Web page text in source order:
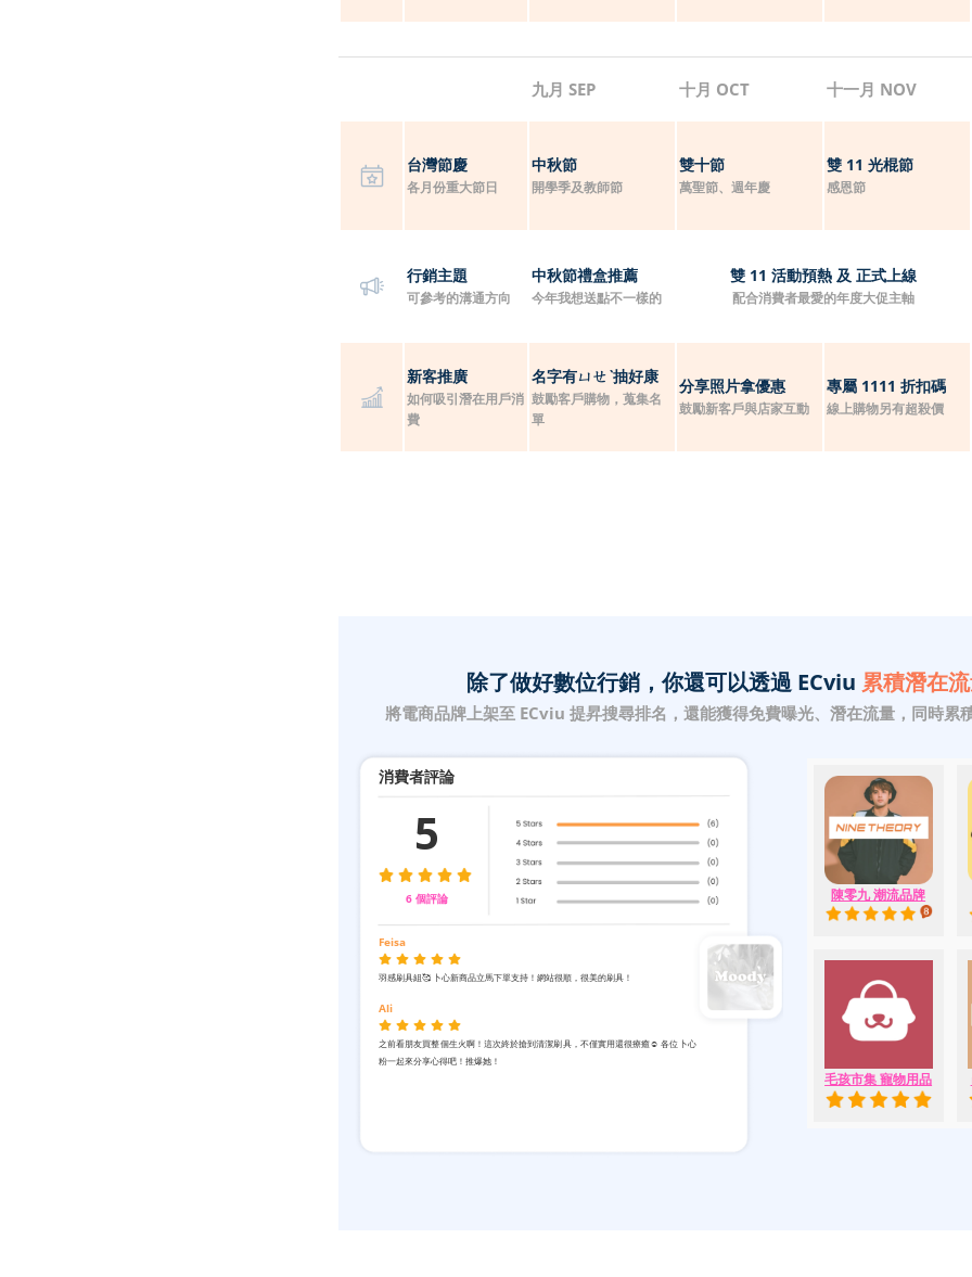
九月 SEP 十月 OCT 十一月 NOV
台灣節慶
各月份重大節日
中秋節
開學季及教師節
雙十節
萬聖節、週年慶
雙 11 光棍節
感恩節
行銷主題
可參考的溝通方向
中秋節禮盒推薦
今年我想送點不一樣的
雙 11 活動預熱 及 正式上線
配合消費者最愛的年度大促主軸
新客推廣
如何吸引潛在用戶消
費
名字有ㄩㄝˋ抽好康
鼓勵客戶購物，蒐集名
單
分享照片拿優惠
鼓勵新客戶與店家互動
專屬 1111 折扣碼
線上購物另有超殺價
除了做好數位行銷，你還可以透過 ECviu 累積潛在
將電商品牌上架至 ECviu 提昇搜尋排名，還能獲得免費曝光、潛在流量，同時累
消費者評論
5
6 個評論
Feisa
羽感刷具組🥰 卜心新商品立馬下單支持！網站很順，很美的刷具！
Ali
之前看朋友買整個生火啊！這次終於搶到清潔刷具，不僅實用還很療癒☺️ 各位卜心
粉一起來分享心得吧！推爆她！
陳零九 潮流品牌
毛孩市集 寵物用品